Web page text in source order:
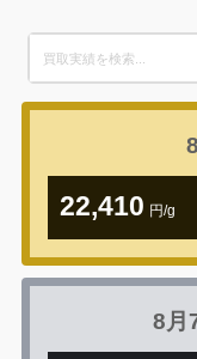
for:
22,410 円/g
8月